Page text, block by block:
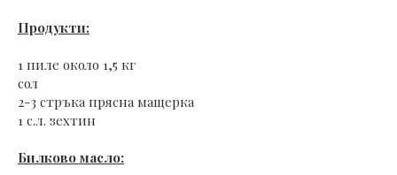
Продукти:
1 пиле около 1,5 кг
сол
2-3 стръка прясна мащерка
1 с.л. зехтин
Билково масло: